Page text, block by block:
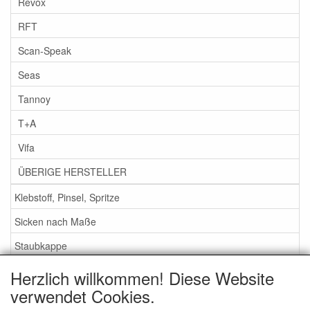
RFT
Scan-Speak
Seas
Tannoy
T+A
Vifa
ÜBERIGE HERSTELLER
Klebstoff, Pinsel, Spritze
Sicken nach Maße
Staubkappe
Service
Herzlich willkommen! Diese Website
verwendet Cookies.